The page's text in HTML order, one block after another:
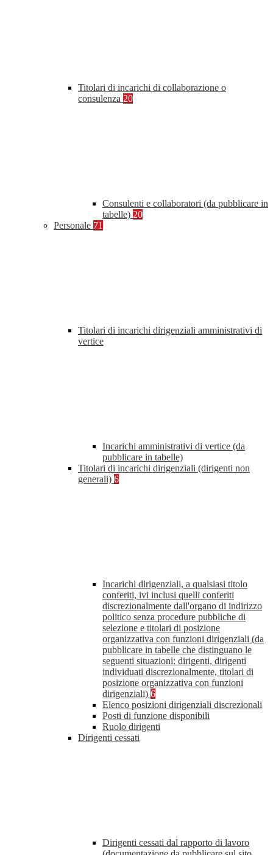
Titolari di incarichi di collaborazione o
consulenza 20
Consulenti e collaboratori (da pubblicare in
tabelle) 20
Personale 71
Titolari di incarichi dirigenziali amministrativi di
vertice
Incarichi amministrativi di vertice (da
pubblicare in tabelle)
Titolari di incarichi dirigenziali (dirigenti non
generali) 6
Incarichi dirigenziali, a qualsiasi titolo
conferiti, ivi inclusi quelli conferiti
discrezionalmente dall'organo di indirizzo
politico senza procedure pubbliche di
selezione e titolari di posizione
organizzativa con funzioni dirigenziali (da
pubblicare in tabelle che distinguano le
seguenti situazioni: dirigenti, dirigenti
individuati discrezionalmente, titolari di
posizione organizzativa con funzioni
dirigenziali) 6
Elenco posizioni dirigenziali discrezionali
Posti di funzione disponibili
Ruolo dirigenti
Dirigenti cessati
Dirigenti cessati dal rapporto di lavoro